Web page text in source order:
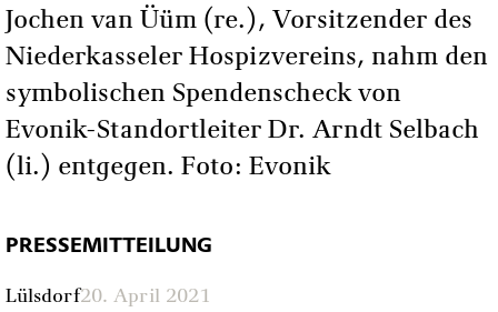
Jochen van Üüm (re.), Vorsitzender des
Niederkasseler Hospizvereins, nahm den
symbolischen Spendenscheck von
Evonik-Standortleiter Dr. Arndt Selbach
(li.) entgegen. Foto: Evonik
PRESSEMITTEILUNG
Lülsdorf20. April 2021